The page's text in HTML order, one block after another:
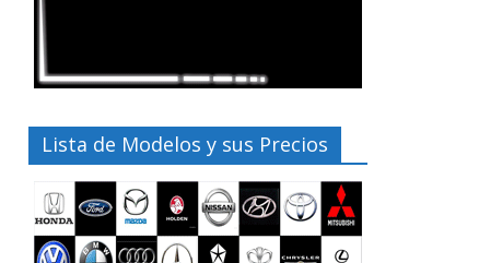
Lista de Modelos y sus Precios